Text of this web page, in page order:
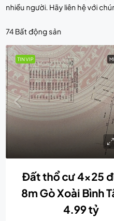
nhiều người. Hãy liên hệ với
74 Bất động sản
TIN VIP
Đất thổ cư 4×25
8m Gò Xoài Bình
4.99 tỷ